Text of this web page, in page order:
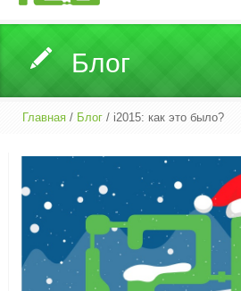
Что делаем
Как делаем
Блог
Блог
Главная / Блог / i2015: как это было?